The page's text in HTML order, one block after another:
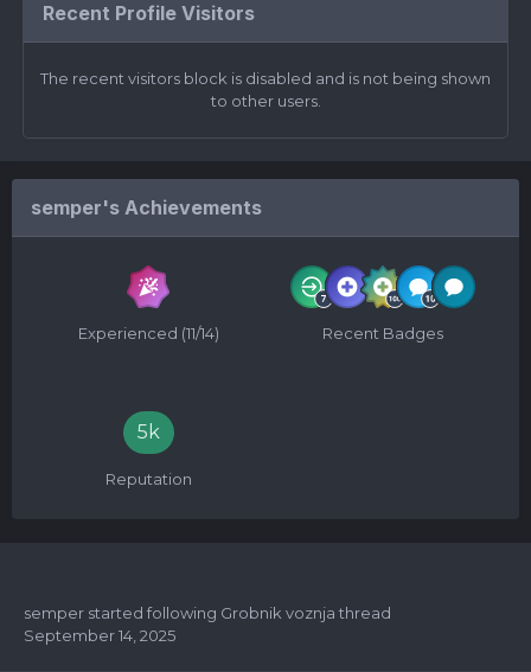
Recent Profile Visitors
The recent visitors block is disabled and is not being shown
to other users.
semper's Achievements
Experienced (11/14) Recent Badges
5k
Reputation
semper started following Grobnik voznja thread
September 14, 2025